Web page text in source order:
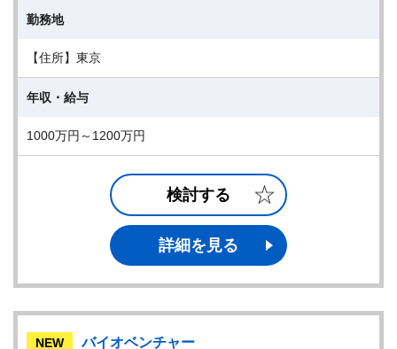
勤務地
【住所】東京
年収・給与
1000万円～1200万円
検討する
詳細を見る
NEW バイオベンチャー